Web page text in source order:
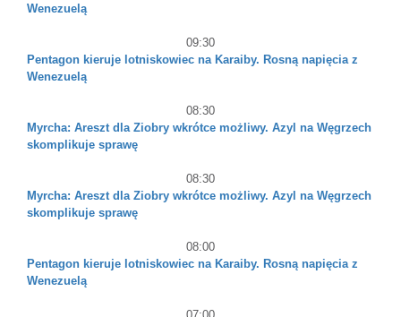
Wenezuelą
09:30
Pentagon kieruje lotniskowiec na Karaiby. Rosną napięcia z
Wenezuelą
08:30
Myrcha: Areszt dla Ziobry wkrótce możliwy. Azyl na Węgrzech
skomplikuje sprawę
08:30
Myrcha: Areszt dla Ziobry wkrótce możliwy. Azyl na Węgrzech
skomplikuje sprawę
08:00
Pentagon kieruje lotniskowiec na Karaiby. Rosną napięcia z
Wenezuelą